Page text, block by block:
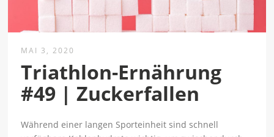
MAI 3, 2020
Triathlon-Ernährung
#49 | Zuckerfallen
Während einer langen Sporteinheit sind schnell